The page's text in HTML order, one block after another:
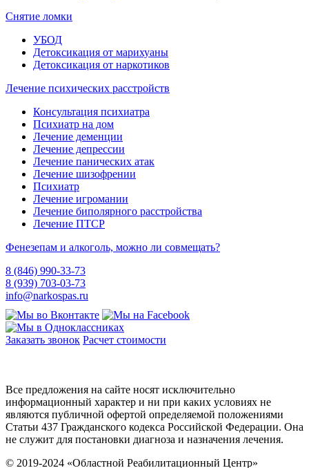
Снятие ломки
УБОД
Детоксикация от марихуаны
Детоксикация от наркотиков
Лечение психических расстройств
Консультация психиатра
Психиатр на дом
Лечение деменции
Лечение депрессии
Лечение панических атак
Лечение шизофрении
Психиатр
Лечение игромании
Лечение биполярного расстройства
Лечение ПТСР
Фенезепам и алкоголь, можно ли совмещать?
8 (846) 990-33-73
8 (939) 703-03-73
info@narkospas.ru
Заказать звонок Расчет стоимости
Все предложения на сайте носят исключительно
информационный характер и ни при каких условиях не
являются публичной офертой определяемой положениями
Статьи 437 Гражданского кодекса Российской Федерации. Она
не служит для постановки диагноза и назначения лечения.
© 2019-2024 «Областной Реабилитационный Центр»